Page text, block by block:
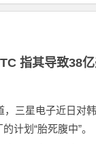
指其导致38
三星电子近日对
计划“胎死腹中”。